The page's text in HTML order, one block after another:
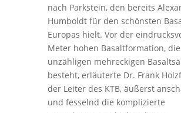
nach Parkstein, den bereits
Humboldt für den schönsten
Europas hielt. Vor der
Meter hohen Basaltformation,
unzähligen mehreckigen
besteht, erläuterte Dr. Frank
der Leiter des KTB, äußerst
und fesselnd die komplizierte